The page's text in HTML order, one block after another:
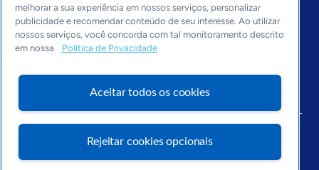
Editorias
Economia & Política
Inovação & Tecnologia
Cultura empreendedora
Arquivo
melhorar a sua experiência em nossos serviços, personalizar
publicidade e recomendar conteúdo de seu interesse. Ao utilizar
nossos serviços, você concorda com tal monitoramento descrito
em nossa
Política de Privacidade
Aceitar todos os cookies
Rejeitar cookies opcionais